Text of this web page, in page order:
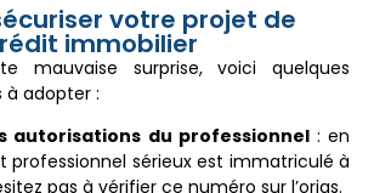
votre projet de
immobilier
mauvaise surprise, voici quelques
à adopter :
autorisations du professionnel: en
professionnel sérieux est immatriculé à
pas à vérifier ce numéro sur l’orias.